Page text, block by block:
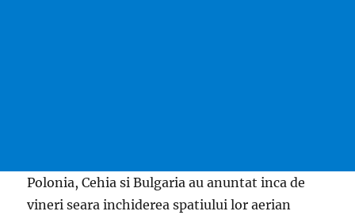
Polonia, Cehia si Bulgaria au anuntat inca de
vineri seara inchiderea spatiului lor aerian